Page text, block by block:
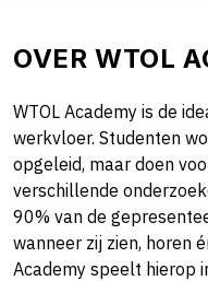
OVER WTOL
WTOL Academy is de
werkvloer. Studenten
opgeleid, maar doen
verschillende
90% van de
wanneer zij zien, horen
Academy speelt hierop